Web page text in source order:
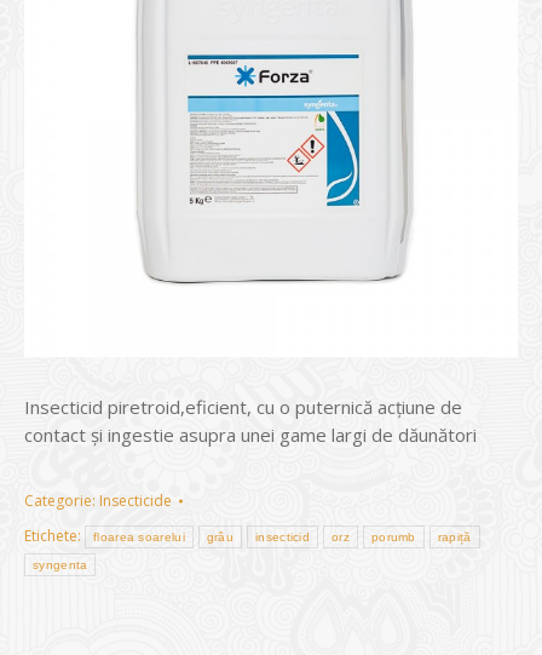
Insecticid piretroid,eficient, cu o puternică acţiune de
contact şi ingestie asupra unei game largi de dăunători
Categorie: Insecticide
Etichete:
floarea soarelui grâu insecticid orz porumb rapiță
syngenta